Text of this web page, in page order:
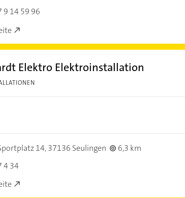
9 14 59 96
Elektro Elektroinstallation
14,37136 Seulingen
6,3 km
4 34